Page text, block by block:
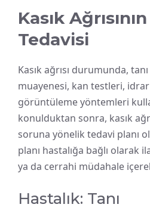
Kasık
Tedavisi
Kasık ağrısı durumunda,
muayenesi, kan testleri,
görüntüleme yöntemleri
konulduktan sonra, kasık
soruna yönelik tedavi planı
planı hastalığa bağlı olarak
ya da cerrahi müdahale
Hastalık: Tanı